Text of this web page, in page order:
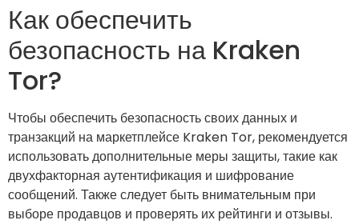
Как обеспечить
безопасность на Kraken
Tor?
Чтобы обеспечить безопасность своих данных и
транзакций на маркетплейсе Kraken Tor, рекомендуется
использовать дополнительные меры защиты, такие как
двухфакторная аутентификация и шифрование
сообщений. Также следует быть внимательным при
выборе продавцов и проверять их рейтинги и отзывы.